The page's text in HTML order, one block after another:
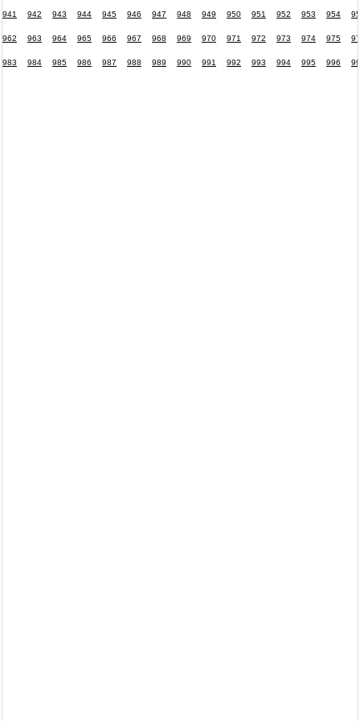
941 942 943 944 945 946 947 948 949 950 951 952 953 954
962 963 964 965 966 967 968 969 970 971 972 973 974 975
983 984 985 986 987 988 989 990 991 992 993 994 995 996